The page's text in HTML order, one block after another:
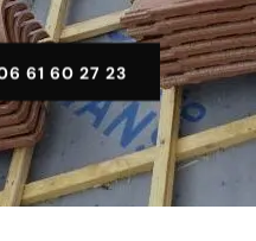
61 60 27 23